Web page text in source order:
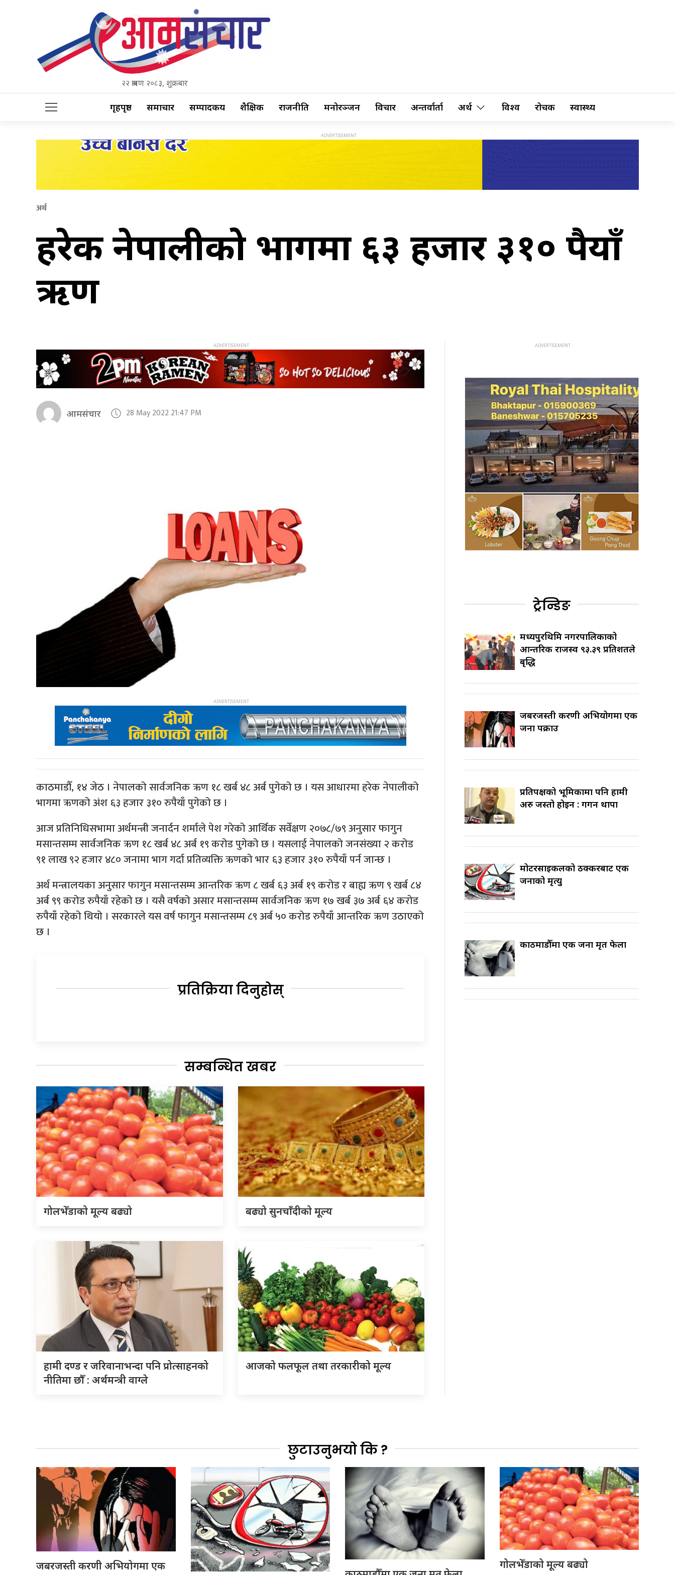
२२ श्रावण २०८३, शुक्रबार
गृहपृष्ठ समाचार सम्पादकीय शैक्षिक राजनीति मनोरञ्जन विचार अन्तर्वार्ता अर्थ विश्व रोचक स्वास्थ्य
अर्थ
हरेक नेपालीको भागमा ६३ हजार ३१० रुपैयाँ
ऋण
आमसंचार 28 May 2022 21:47 PM
काठमाडौँ, १४ जेठ । नेपालको सार्वजनिक ऋण १८ खर्ब ४८ अर्ब पुगेको छ । यस आधारमा हरेक नेपालीको
भागमा ऋणको अंश ६३ हजार ३१० रुपैयाँ पुगेको छ ।
आज प्रतिनिधिसभामा अर्थमन्त्री जनार्दन शर्माले पेश गरेको आर्थिक सर्वेक्षण २०७८/७९ अनुसार फागुन
मसान्तसम्म सार्वजनिक ऋण १८ खर्ब ४८ अर्ब १९ करोड पुगेको छ । यसलाई नेपालको जनसंख्या २ करोड
९१ लाख ९२ हजार ४८० जनामा भाग गर्दा प्रतिव्यक्ति ऋणको भार ६३ हजार ३१० रुपैयाँ पर्न जान्छ ।
अर्थ मन्त्रालयका अनुसार फागुन मसान्तसम्म आन्तरिक ऋण ८ खर्ब ६३ अर्ब १९ करोड र बाह्य ऋण ९ खर्ब ८४
अर्ब ९९ करोड रुपैयाँ रहेको छ । यसै वर्षको असार मसान्तसम्म सार्वजनिक ऋण १७ खर्ब ३७ अर्ब ६४ करोड
रुपैयाँ रहेको थियो । सरकारले यस वर्ष फागुन मसान्तसम्म ८९ अर्ब ५० करोड रुपैयाँ आन्तरिक ऋण उठाएको
छ ।
प्रतिक्रिया दिनुहोस्
सम्बन्धित खबर
गोलभेँडाको मूल्य बढ्यो बढ्यो सुनचाँदीको मूल्य
हामी दण्ड र जरिवानाभन्दा पनि प्रोत्साहनको
नीतिमा छौँ : अर्थमन्त्री वाग्ले
आजको फलफूल तथा तरकारीको मूल्य
ट्रेन्डिङ
मध्यपुरथिमि नगरपालिकाको
आन्तरिक राजस्व ९३.३९ प्रतिशतले
बृद्धि
जबरजस्ती करणी अभियोगमा एक
जना पक्राउ
प्रतिपक्षको भूमिकामा पनि हामी
अरु जस्तो होइन : गगन थापा
मोटरसाइकलको ठक्करबाट एक
जनाको मृत्यु
काठमाडौँमा एक जना मृत फेला
छुटाउनुभयो कि ?
जबरजस्ती करणी अभियोगमा एक
गोलभेँडाको मूल्य बढ्यो